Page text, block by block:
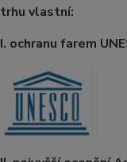
trhu vlastní:
I. ochranu farem